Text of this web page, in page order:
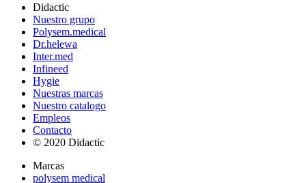
Didactic
Nuestro grupo
Polysem.medical
Dr.helewa
Inter.med
Infineed
Hygie
Nuestras marcas
Nuestro catalogo
Empleos
Contacto
© 2020 Didactic
Marcas
polysem medical